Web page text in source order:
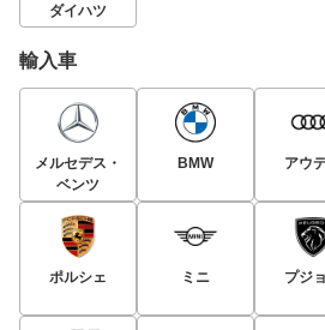
ダイハツ
輸入車
メルセデス・
ベンツ
BMW アウ
ポルシェ ミニ プジ